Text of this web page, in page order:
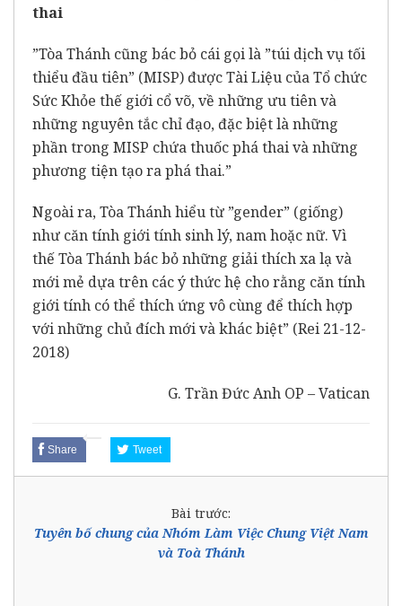
thai
”Tòa Thánh cũng bác bỏ cái gọi là ”túi dịch vụ tối
thiểu đầu tiên” (MISP) được Tài Liệu của Tổ chức
Sức Khỏe thế giới cổ võ, về những ưu tiên và
những nguyên tắc chỉ đạo, đặc biệt là những
phần trong MISP chứa thuốc phá thai và những
phương tiện tạo ra phá thai.”
Ngoài ra, Tòa Thánh hiểu từ ”gender” (giống)
như căn tính giới tính sinh lý, nam hoặc nữ. Vì
thế Tòa Thánh bác bỏ những giải thích xa lạ và
mới mẻ dựa trên các ý thức hệ cho rằng căn tính
giới tính có thể thích ứng vô cùng để thích hợp
với những chủ đích mới và khác biệt” (Rei 21-12-
2018)
G. Trần Đức Anh OP – Vatican
Share Tweet
Bài trước:
Tuyên bố chung của Nhóm Làm Việc Chung Việt Nam
và Toà Thánh